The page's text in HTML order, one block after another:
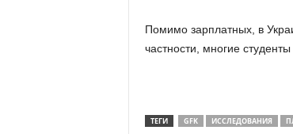
Помимо зарплатных, в
частности, многие
ТЕГИ GFK ИССЛЕДОВАНИЯ